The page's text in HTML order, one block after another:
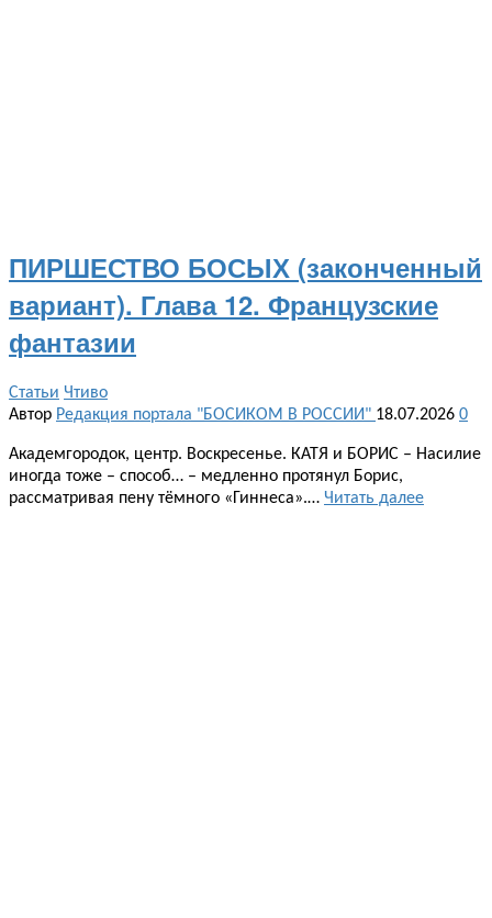
ПИРШЕСТВО БОСЫХ (законченный
вариант). Глава 12. Французские
фантазии
Статьи Чтиво
Автор Редакция портала "БОСИКОМ В РОССИИ" 18.07.2026 0
Академгородок, центр. Воскресенье. КАТЯ и БОРИС – Насилие
иногда тоже – способ… – медленно протянул Борис,
рассматривая пену тёмного «Гиннеса».… Читать далее